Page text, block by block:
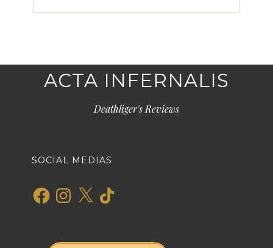
ACTA INFERNALIS
Deathliger's Reviews
SOCIAL MEDIAS
FacebookInstagram
X TikTok